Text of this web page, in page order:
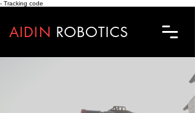
- Tracking code
AIDIN ROBOTICS